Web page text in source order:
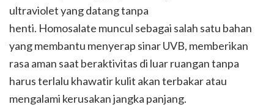
ultraviolet yang datang tanpa
henti. Homosalate muncul sebagai salah satu bahan
yang membantu menyerap sinar UVB, memberikan
rasa aman saat beraktivitas di luar ruangan tanpa
harus terlalu khawatir kulit akan terbakar atau
mengalami kerusakan jangka panjang.